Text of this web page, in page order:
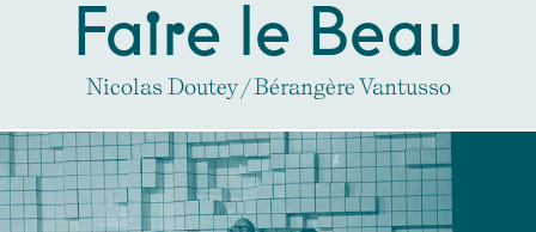
Faire le Beau
Nicolas Doutey / Bérangère Vantusso